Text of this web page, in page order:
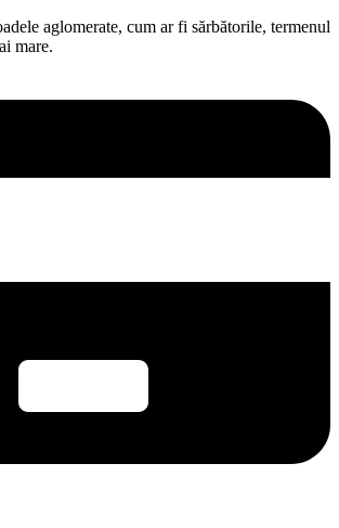
aglomerate, cum ar fi sărbătorile, termenul
mare.